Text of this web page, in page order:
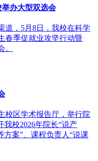
举办大型双选会
道，5月8日，我校在科学
春季促就业攻坚行动暨
。
校区学术报告厅，举行院
我校2026年院长“说产
方案”、课程负责人“说课